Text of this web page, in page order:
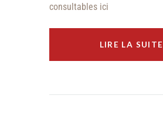
consultables ici
LIRE LA SUITE